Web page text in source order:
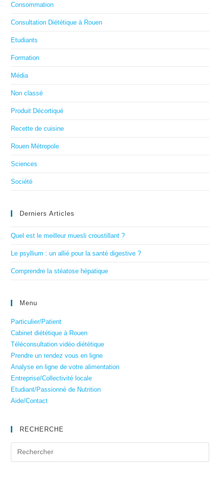
Consommation
Consultation Diététique à Rouen
Etudiants
Formation
Média
Non classé
Produit Décortiqué
Recette de cuisine
Rouen Métropole
Sciences
Société
Derniers Articles
Quel est le meilleur muesli croustillant ?
Le psyllium : un allié pour la santé digestive ?
Comprendre la stéatose hépatique
Menu
Particulier/Patient
Cabinet diététique à Rouen
Téléconsultation vidéo diététique
Prendre un rendez vous en ligne
Analyse en ligne de votre alimentation
Entreprise/Collectivité locale
Etudiant/Passionné de Nutrition
Aide/Contact
RECHERCHE